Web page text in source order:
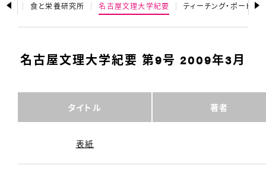
プ 食と栄養研究所 名古屋文理大学紀要 ティーチング・ポートフ
名古屋文理大学紀要 第9号 2009年3月
タイトル 著者
表紙